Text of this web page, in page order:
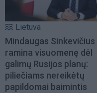
Lietuva
Mindaugas Sinkevičius
ramina visuomenę dėl
galimų Rusijos planų:
piliečiams nereikėtų
papildomai baimintis